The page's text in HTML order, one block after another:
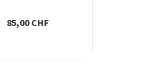
85,00 CHF